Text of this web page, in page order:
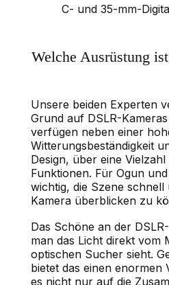
C- und 35-mm-
Welche Ausrüstung
Unsere beiden Experten
Grund auf DSLR-
verfügen neben einer
Witterungsbeständigkeit
Design, über eine
Funktionen. Für Ogun
wichtig, die Szene
Kamera überblicken zu
Das Schöne an der
man das Licht direkt vom
optischen Sucher sieht.
bietet das einen enormen
es nicht nur auf die